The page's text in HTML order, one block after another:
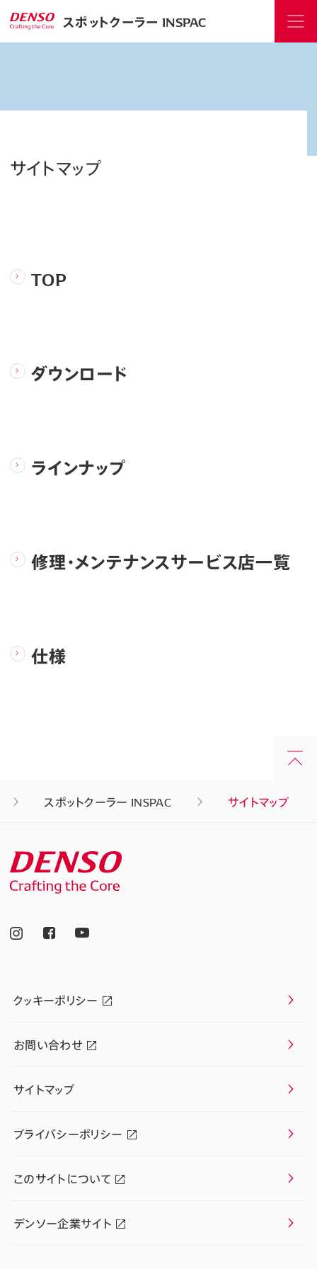
スポットクーラー INSPAC
サイトマップ
TOP
ダウンロード
ラインナップ
修理・メンテナンスサービス店一覧
仕様
スポットクーラー INSPAC サイトマップ
クッキーポリシー
お問い合わせ
サイトマップ
プライバシーポリシー
このサイトについて
デンソー企業サイト